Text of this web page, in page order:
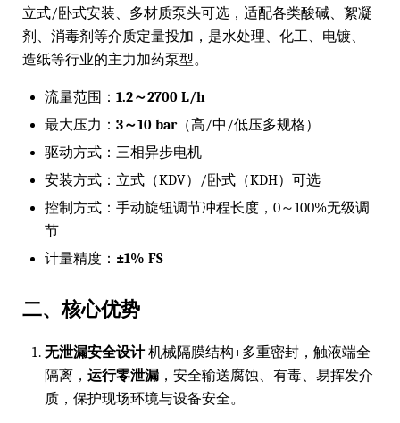
立式/卧式安装、多材质泵头可选，适配各类酸碱、絮凝
剂、消毒剂等介质定量投加，是水处理、化工、电镀、
造纸等行业的主力加药泵型。
流量范围： 1.2～2700 L/h
最大压力： 3～10 bar（高/中/低压多规格）
驱动方式：三相异步电机
安装方式：立式（KDV）/卧式（KDH）可选
控制方式：手动旋钮调节冲程长度，0～100%无级调
节
计量精度： ±1% FS
二、核心优势
无泄漏安全设计机械隔膜结构+多重密封，触液端全
隔离， 运行零泄漏 ，安全输送腐蚀、有毒、易挥发介
质，保护现场环境与设备安全。